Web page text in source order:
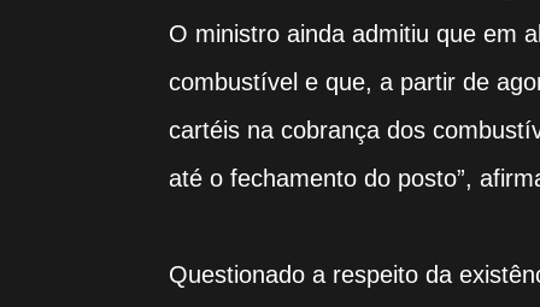
O ministro ainda admitiu que em
combustível e que, a partir de
cartéis na cobrança dos
até o fechamento do posto”,
Questionado a respeito da